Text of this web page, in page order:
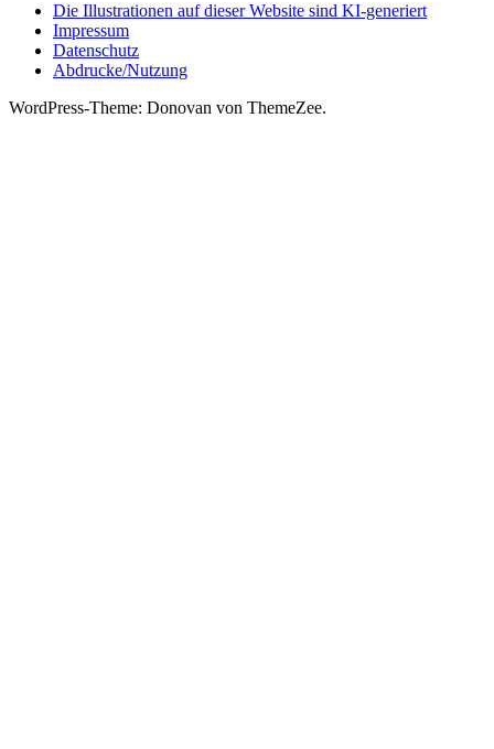
Die Illustrationen auf dieser Website sind KI-generiert
Impressum
Datenschutz
Abdrucke/Nutzung
WordPress-Theme: Donovan von ThemeZee.